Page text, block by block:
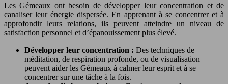
Les Gémeaux ont besoin de développer leur concentration et de
canaliser leur énergie dispersée. En apprenant à se concentrer et à
approfondir leurs relations, ils peuvent atteindre un niveau de
satisfaction personnel et d’épanouissement plus élevé.
Développer leur concentration : Des techniques de
méditation, de respiration profonde, ou de visualisation
peuvent aider les Gémeaux à calmer leur esprit et à se
concentrer sur une tâche à la fois.